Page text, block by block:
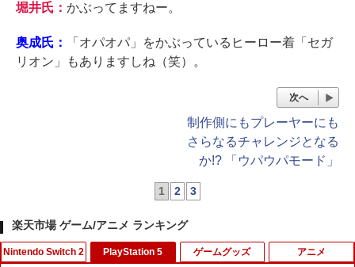
堀井氏： かぶってますねー。
奥成氏：
「オパオパ」をかぶっているヒーロー着「セガ
リオン」もありますしね（笑）。
次へ
制作側にもプレーヤーにも
さらなるチャレンジとなる
か!? 「ウパウパモード」
1 2 3
楽天市場 ゲーム/アニメ ランキング
Nintendo Switch 2 PlayStation 5 ゲームグッズ アニメ